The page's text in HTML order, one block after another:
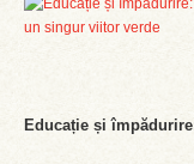
Educație și